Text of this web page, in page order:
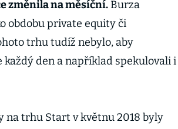
změnila na měsíční.Burza
obdobu private equity či
trhu tudíž nebylo, aby
den a například spekulovali i
trhu Start v květnu 2018 byly